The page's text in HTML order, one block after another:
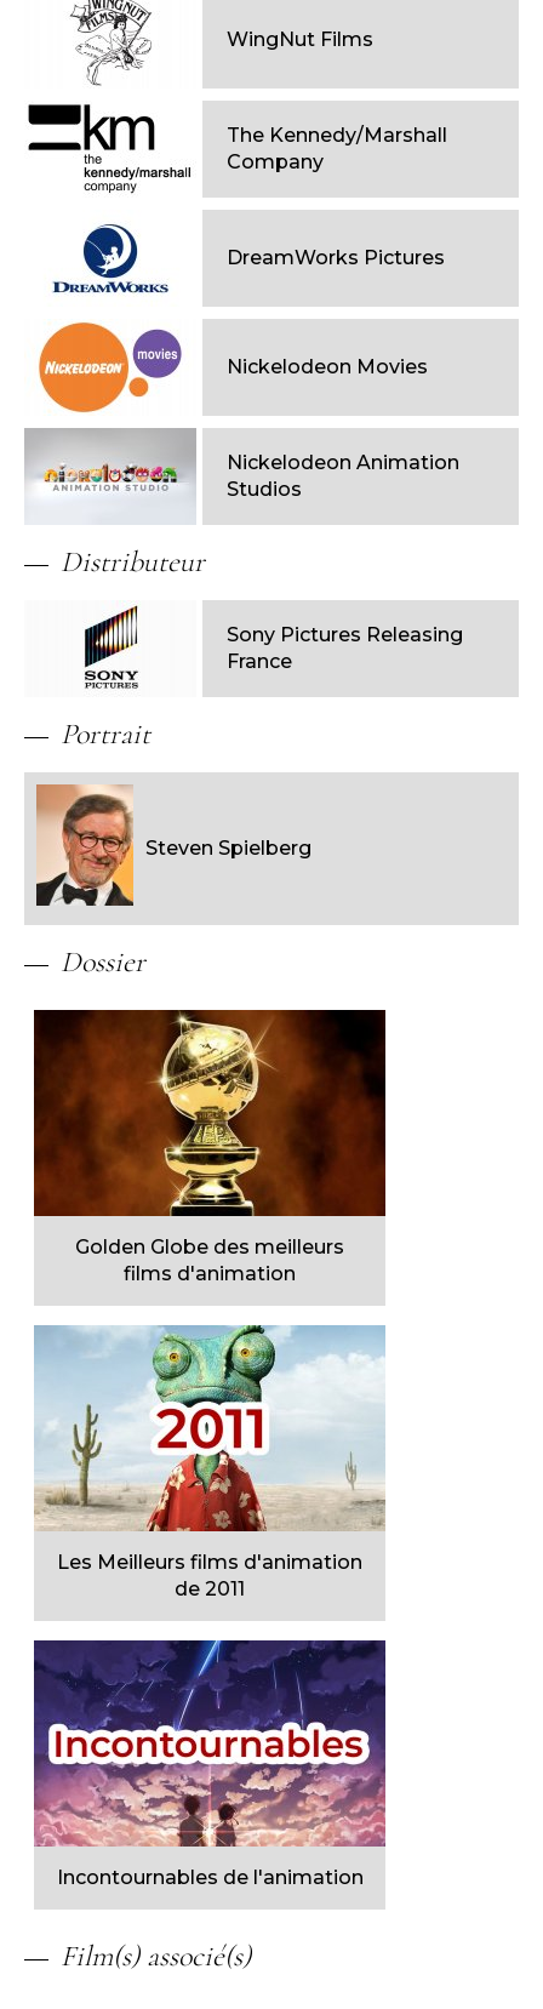
WingNut Films
The Kennedy/Marshall
Company
DreamWorks Pictures
Nickelodeon Movies
Nickelodeon Animation
Studios
Distributeur
Sony Pictures Releasing
France
Portrait
Steven Spielberg
Dossier
Golden Globe des meilleurs
films d'animation
Les Meilleurs films d'animation
de 2011
Incontournables de l'animation
Film(s) associé(s)